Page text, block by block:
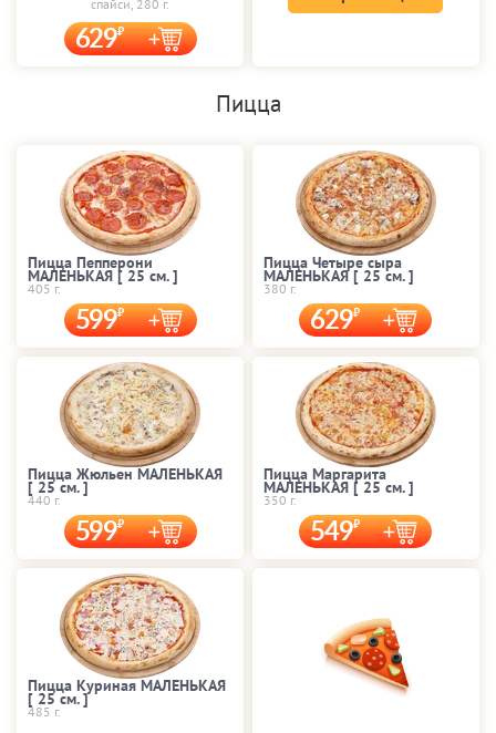
спайси, 280 г.
629
Пицца
Пицца Пепперони
МАЛЕНЬКАЯ [ 25 cм. ]
405 г.
599
Пицца Четыре сыра
МАЛЕНЬКАЯ [ 25 cм. ]
380 г.
629
Пицца Жюльен МАЛЕНЬКАЯ
[ 25 cм. ]
440 г.
599
Пицца Маргарита
МАЛЕНЬКАЯ [ 25 cм. ]
350 г.
549
Пицца Куриная МАЛЕНЬКАЯ
[ 25 cм. ]
485 г.